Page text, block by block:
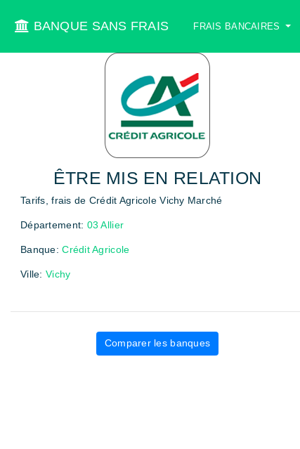
BANQUE SANS FRAIS FRAIS BANCAIRES
ÊTRE MIS EN RELATION
Tarifs, frais de Crédit Agricole Vichy Marché
Département: 03 Allier
Banque:Crédit Agricole
Ville: Vichy
Comparer les banques